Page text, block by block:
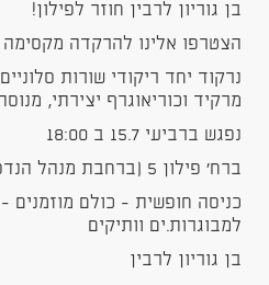
בן גוריון לרבין חוזר לפילון!
הצטרפו אלינו להרקדה מקסימה
נרקוד יחד ריקודי שורות
מרקיד וכוריאוגרף יצירתי,
נפגש ברביעי 15.7 ב 18:00
ברח' פילון 5 (ברחבת מנהל הנדסה)
כניסה חופשית - כולם
למבוגרות.ים וותיקים
בן גוריון לרבין